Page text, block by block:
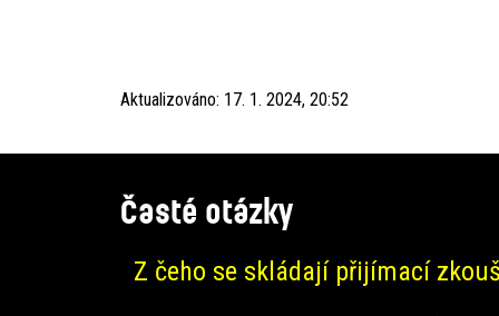
Aktualizováno: 17. 1. 2024, 20:52
Časté otázky
Z čeho se skládají přijímací